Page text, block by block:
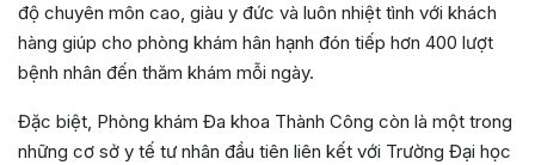
độ chuyên môn cao, giàu y đức và luôn nhiệt tình với khách
hàng giúp cho phòng khám hân hạnh đón tiếp hơn 400 lượt
bệnh nhân đến thăm khám mỗi ngày.
Đặc biệt, Phòng khám Đa khoa Thành Công còn là một trong
những cơ sở y tế tư nhân đầu tiên liên kết với Trường Đại học